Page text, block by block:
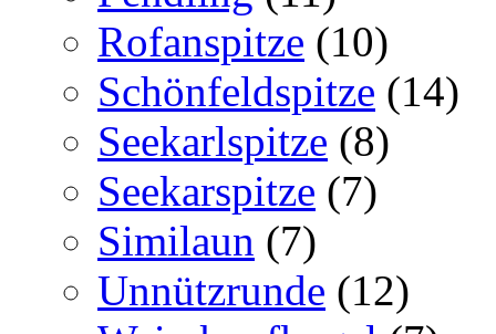
Rofanspitze (10)
Schönfeldspitze (14)
Seekarlspitze (8)
Seekarspitze (7)
Similaun (7)
Unnützrunde (12)